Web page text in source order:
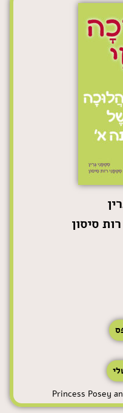
סיסון
Princess Posey